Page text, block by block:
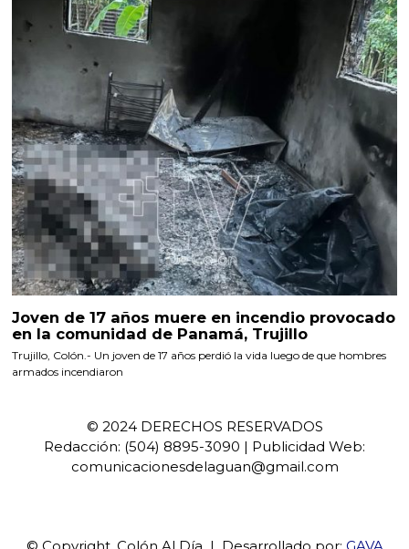
Joven de 17 años muere en incendio provocado
en la comunidad de Panamá, Trujillo
Trujillo, Colón.- Un joven de 17 años perdió la vida luego de que hombres
armados incendiaron
© 2024 DERECHOS RESERVADOS
Redacción: (504) 8895-3090 | Publicidad Web:
comunicacionesdelaguan@gmail.com